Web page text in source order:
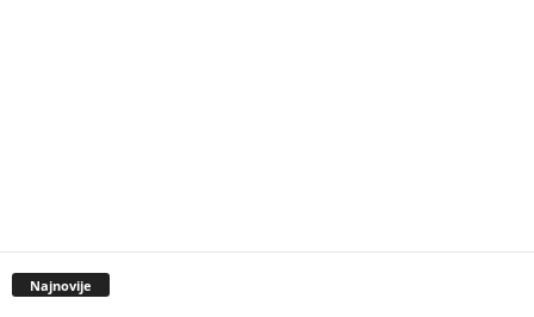
Najnovije